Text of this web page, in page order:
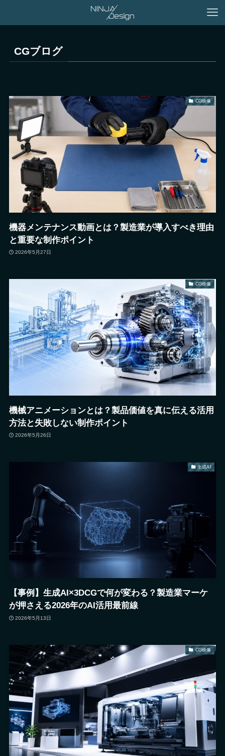
CGブログ
CG映像
機器メンテナンス動画とは？製造業が導入すべき理由
と重要な制作ポイント
2026年5月27日
CG映像
機械アニメーションとは？製品価値を真に伝える活用
方法と失敗しない制作ポイント
2026年5月26日
生成AI
【事例】生成AI×3DCGで何が変わる？製造業マーケ
が押さえる2026年のAI活用最前線
2026年5月13日
CG映像